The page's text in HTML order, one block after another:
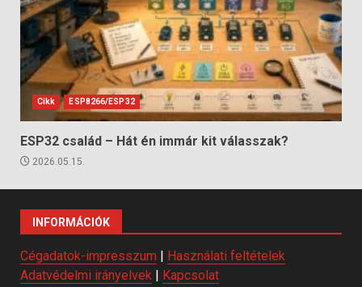
Cikk ESP8266/ESP32
ESP32 család – Hát én immár kit válasszak?
2026.05.15.
INFORMÁCIÓK
Cégadatok-impresszum
Használati feltételek
Adatvédelmi irányelvek
Kapcsolat